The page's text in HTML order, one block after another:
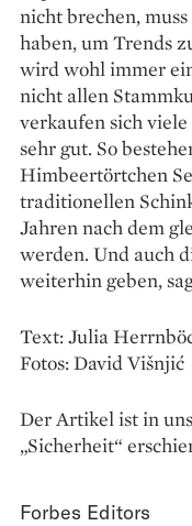
nicht brechen,
haben, um Trends
wird wohl immer
nicht allen
verkaufen sich
sehr gut. So
Himbeertörtchen
traditionellen
Jahren nach dem
werden. Und auch
weiterhin geben,
Text: Julia
Fotos: David Višnjić
Der Artikel ist in
„Sicherheit“
Forbes Editors